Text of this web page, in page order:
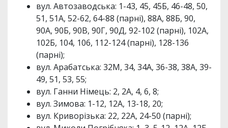
вул. Автозаводська: 1-43, 45, 45Б, 46-48, 50,
51, 51А, 52-62, 64-88 (парні), 88А, 88Б, 90,
90А, 90Б, 90В, 90Г, 90Д, 92-102 (парні), 102А,
102Б, 104, 106, 112-124 (парні), 128-136
(парні);
вул. Арабатська: 32М, 34, 34А, 36-38, 38А, 39-
49, 51, 53, 55;
вул. Ганни Німець: 2, 2А, 4, 6, 8;
вул. Зимова: 1-12, 12А, 13-18, 20;
вул. Криворізька: 22, 22А, 24-50 (парні);